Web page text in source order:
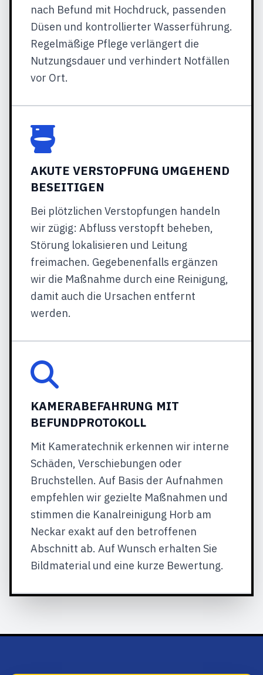
nach Befund mit Hochdruck, passenden
Düsen und kontrollierter Wasserführung.
Regelmäßige Pflege verlängert die
Nutzungsdauer und verhindert Notfällen
vor Ort.
AKUTE VERSTOPFUNG UMGEHEND
BESEITIGEN
Bei plötzlichen Verstopfungen handeln
wir zügig: Abfluss verstopft beheben,
Störung lokalisieren und Leitung
freimachen. Gegebenenfalls ergänzen
wir die Maßnahme durch eine Reinigung,
damit auch die Ursachen entfernt
werden.
KAMERABEFAHRUNG MIT
BEFUNDPROTOKOLL
Mit Kameratechnik erkennen wir interne
Schäden, Verschiebungen oder
Bruchstellen. Auf Basis der Aufnahmen
empfehlen wir gezielte Maßnahmen und
stimmen die Kanalreinigung Horb am
Neckar exakt auf den betroffenen
Abschnitt ab. Auf Wunsch erhalten Sie
Bildmaterial und eine kurze Bewertung.